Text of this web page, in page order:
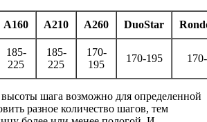
A160 A210 A260 DuoStar
185-
225
185-
225
170-
195
170-195
высоты шага возможно для определенной
разное количество шагов, тем